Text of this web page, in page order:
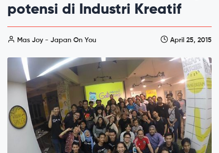
potensi di Industri Kreatif
Mas Joy - Japan On You April 25, 2015